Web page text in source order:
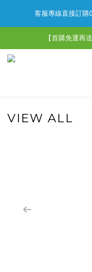
【限時特惠
【限時特惠】
【首購免運再
VIEW ALL
客服專線直接訂購